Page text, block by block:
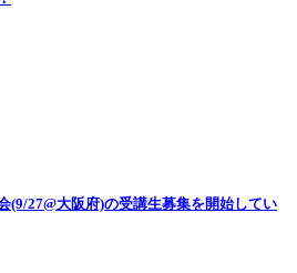
(9/27@大阪府)の受講生募集を開始してい